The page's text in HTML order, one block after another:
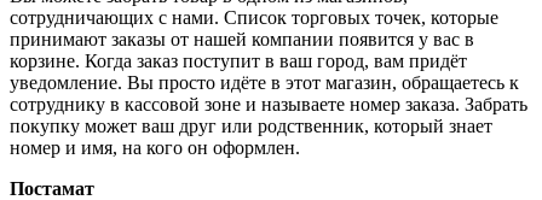
сотрудничающих с нами. Список торговых точек, которые
принимают заказы от нашей компании появится у вас в
корзине. Когда заказ поступит в ваш город, вам придёт
уведомление. Вы просто идёте в этот магазин, обращаетесь к
сотруднику в кассовой зоне и называете номер заказа. Забрать
покупку может ваш друг или родственник, который знает
номер и имя, на кого он оформлен.
Постамат